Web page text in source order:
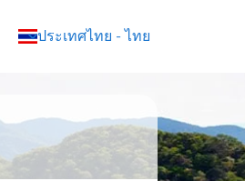
ประเทศไทย - ไทย
keyboard_arrow_down